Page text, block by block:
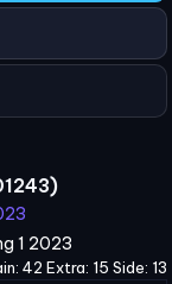
1 2023
42 Extra: 15 Side: 13